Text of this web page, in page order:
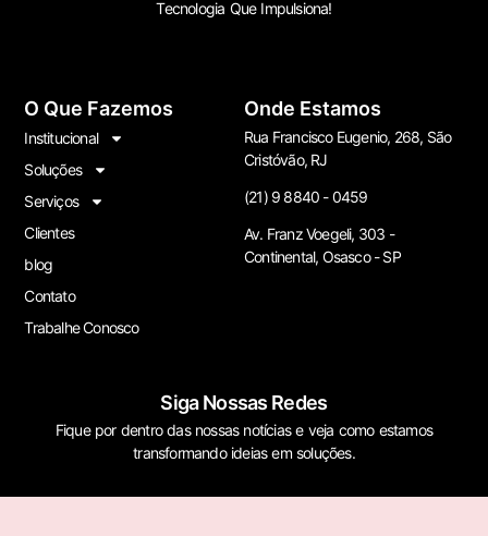
Tecnologia Que Impulsiona!
O Que Fazemos
Institucional
Soluções
Serviços
Clientes
blog
Contato
Trabalhe Conosco
Onde Estamos
Rua Francisco Eugenio, 268, São
Cristóvão, RJ
(21) 9 8840 - 0459
Av. Franz Voegeli, 303 -
Continental, Osasco - SP
Siga Nossas Redes
Fique por dentro das nossas notícias e veja como estamos
transformando ideias em soluções.